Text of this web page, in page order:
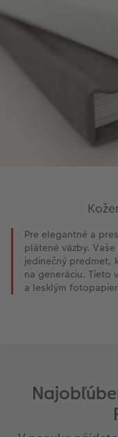
Pre elegantné a
plátené väzby.
jedinečný predmet,
na generáciu. Tieto
a lesklým